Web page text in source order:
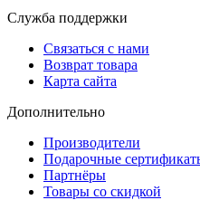
Служба поддержки
Связаться с нами
Возврат товара
Карта сайта
Дополнительно
Производители
Подарочные
Партнёры
Товары со скидкой